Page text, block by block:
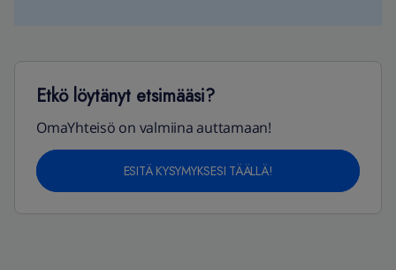
Etkö löytänyt etsimääsi?
OmaYhteisö on valmiina auttamaan!
ESITÄ KYSYMYKSESI TÄÄLLÄ!